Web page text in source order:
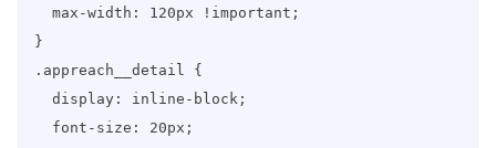
  max-width: 120px !important;
}
.appreach__detail {
  display: inline-block;